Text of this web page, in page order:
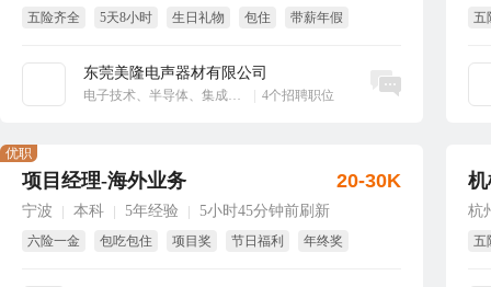
五险齐全 5天8小时 生日礼物 包住 带薪年假
东莞美隆电声器材有限公司
电子技术、半导体、集成电路 4个招聘职位
立即沟通
五
项目经理-海外业务
宁波 本科 5年经验 5小时45分钟前刷新
六险一金 包吃包住 项目奖 节日福利
年终奖
优职
20-30K
杭
五